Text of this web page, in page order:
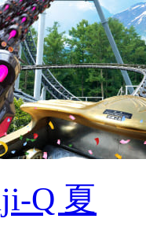
Q 夏